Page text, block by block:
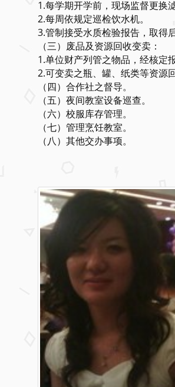
1.每学期开学前，现场监督更换
2.每周依规定巡检饮水机。
3.管制接受水质检验报告，取得
（三）废品及资源回收变卖：
1.单位财产列管之物品，经核定
2.可变卖之瓶、罐、纸类等资源
（四）合作社之督导。
（五）夜间教室设备巡查。
（六）校服库存管理。
（七）管理烹饪教室。
（八）其他交办事项。